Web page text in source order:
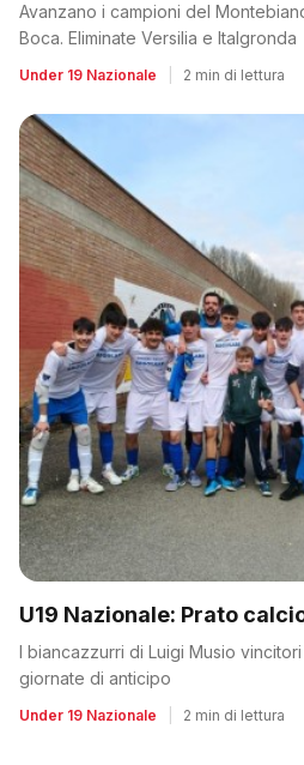
Avanzano i campioni del
Boca. Eliminate Versilia e Italgronda
Under 19 Nazionale 2 min di lettura
U19 Nazionale: Prato
I biancazzurri di Luigi Musio
giornate di anticipo
Under 19 Nazionale 2 min di lettura